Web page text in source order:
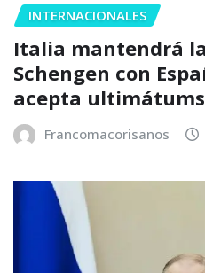
INTERNACIONALES
Italia mantendrá
Schengen con
acepta ultimátums
Francomacorisanos